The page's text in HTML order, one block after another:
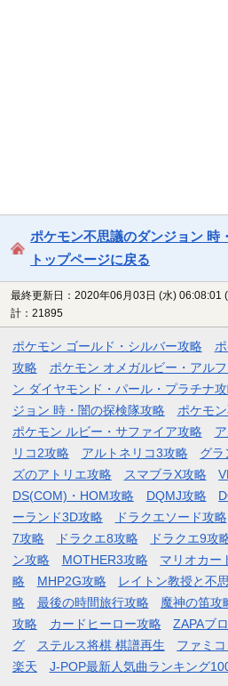
ポケモン不思議のダンジョン 時
トップページに戻る
最終更新日：2020年06月03日 (水) 06:08:01
計：21895
ポケモン ゴールド・シルバー攻略
攻略
ポケモン オメガルビー・アル
ン ダイヤモンド・パール・プラチナ
ジョン 時・闇の探検隊攻略
ポケモ
ポケモン ルビー・サファイア攻略
リコ2攻略
アルトネリコ3攻略 グラ
ズのアトリエ攻略
スマブラX攻略
DS(COM)・HOM攻略
DQMJ攻略
ーランド3D攻略
ドラクエソード攻略
7攻略
ドラクエ8攻略 ドラクエ9攻
ン攻略
MOTHER3攻略 マリオカー
略
MHP2G攻略 レイトン教授と不
略
最後の時間旅行攻略 魔神の笛攻
攻略
カードヒーロー攻略 ZAPAブ
グ
ステルス将棋 棋譜再生 ファミ
楽天
J-POP最新人気曲ランキング